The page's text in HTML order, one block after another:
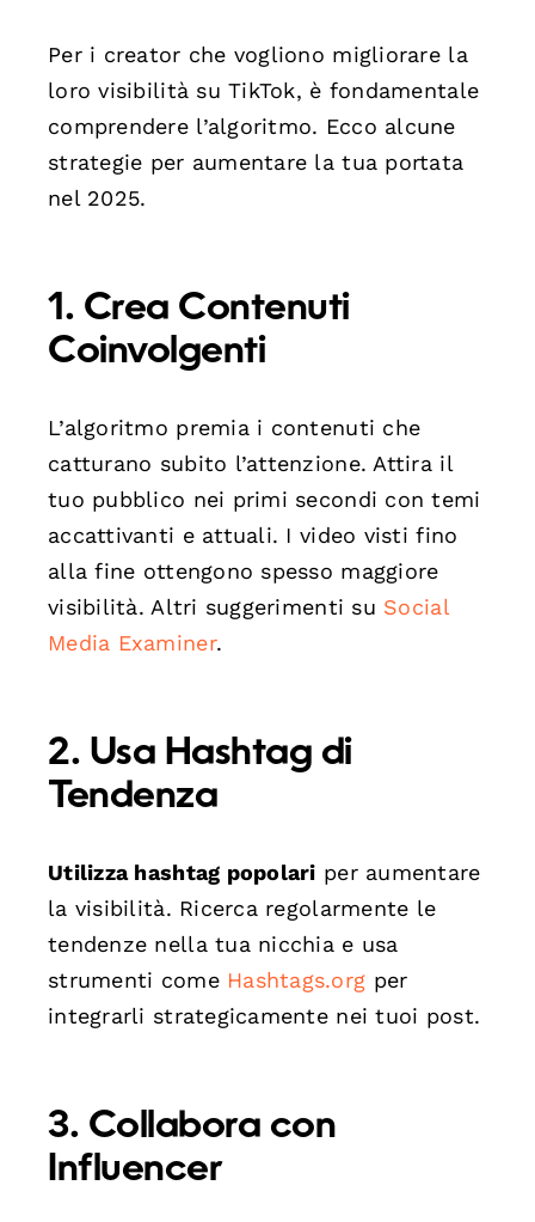
Per i creator che vogliono migliorare la
loro visibilità su TikTok, è fondamentale
comprendere l’algoritmo. Ecco alcune
strategie per aumentare la tua portata
nel 2025.
1. Crea Contenuti
Coinvolgenti
L’algoritmo premia i contenuti che
catturano subito l’attenzione. Attira il
tuo pubblico nei primi secondi con temi
accattivanti e attuali. I video visti fino
alla fine ottengono spesso maggiore
visibilità. Altri suggerimenti su Social
Media Examiner.
2. Usa Hashtag di
Tendenza
Utilizza hashtag popolari per aumentare
la visibilità. Ricerca regolarmente le
tendenze nella tua nicchia e usa
strumenti come Hashtags.org per
integrarli strategicamente nei tuoi post.
3. Collabora con
Influencer